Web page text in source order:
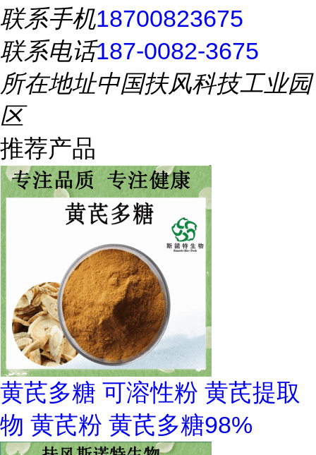
联系手机18700823675
联系电话187-0082-3675
所在地址中国扶风科技工业园
区
推荐产品
黄芪多糖 可溶性粉 黄芪提取
物 黄芪粉 黄芪多糖98%